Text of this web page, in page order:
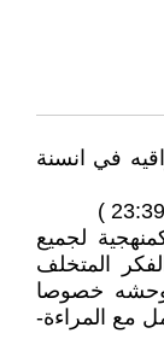
في انسنة
لجميع
المتخلف
خصوصا
مع المراءة-